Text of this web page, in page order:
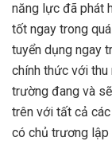
năng lực đã phát
tốt ngay trong
tuyển dụng ngay
chính thức với thu
trường đang và
trên với tất cả
có chủ trương